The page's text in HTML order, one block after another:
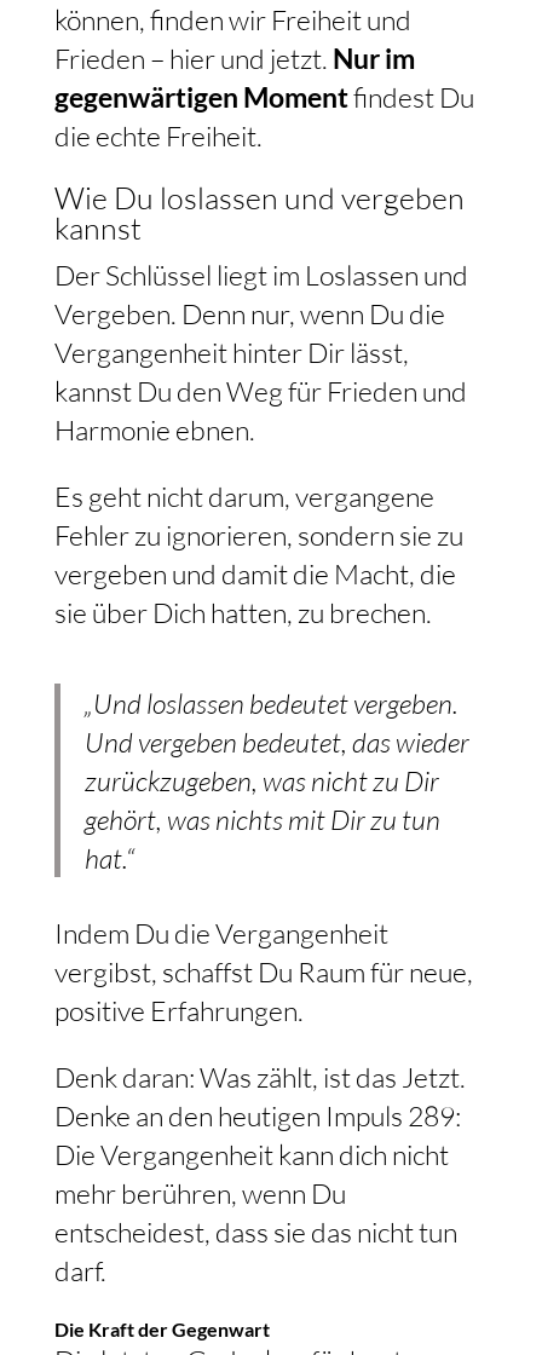
können, finden wir Freiheit und
Frieden – hier und jetzt. Nur im
gegenwärtigen Momentfindest Du
die echte Freiheit.
Wie Du loslassen und vergeben
kannst
Der Schlüssel liegt im Loslassen und
Vergeben. Denn nur, wenn Du die
Vergangenheit hinter Dir lässt,
kannst Du den Weg für Frieden und
Harmonie ebnen.
Es geht nicht darum, vergangene
Fehler zu ignorieren, sondern sie zu
vergeben und damit die Macht, die
sie über Dich hatten, zu brechen.
„Und loslassen bedeutet vergeben.
Und vergeben bedeutet, das wieder
zurückzugeben, was nicht zu Dir
gehört, was nichts mit Dir zu tun
hat.“
Indem Du die Vergangenheit
vergibst, schaffst Du Raum für neue,
positive Erfahrungen.
Denk daran: Was zählt, ist das Jetzt.
Denke an den heutigen Impuls 289:
Die Vergangenheit kann dich nicht
mehr berühren, wenn Du
entscheidest, dass sie das nicht tun
darf.
Die Kraft der Gegenwart